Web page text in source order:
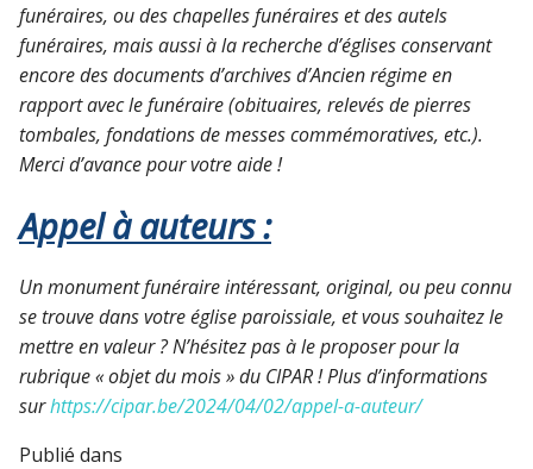
funéraires, ou des chapelles funéraires et des autels
funéraires, mais aussi à la recherche d’églises conservant
encore des documents d’archives d’Ancien régime en
rapport avec le funéraire (obituaires, relevés de pierres
tombales, fondations de messes commémoratives, etc.).
Merci d’avance pour votre aide !
Appel à auteurs :
Un monument funéraire intéressant, original, ou peu connu
se trouve dans votre église paroissiale, et vous souhaitez le
mettre en valeur ? N’hésitez pas à le proposer pour la
rubrique « objet du mois » du CIPAR ! Plus d’informations
surhttps://cipar.be/2024/04/02/appel-a-auteur/
Publié dans